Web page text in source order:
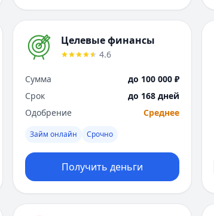
Целевые финансы
4.6
Сумма
до 100 000 ₽
Срок
до 168 дней
Одобрение
Среднее
Займ онлайн Срочно
Получить деньги